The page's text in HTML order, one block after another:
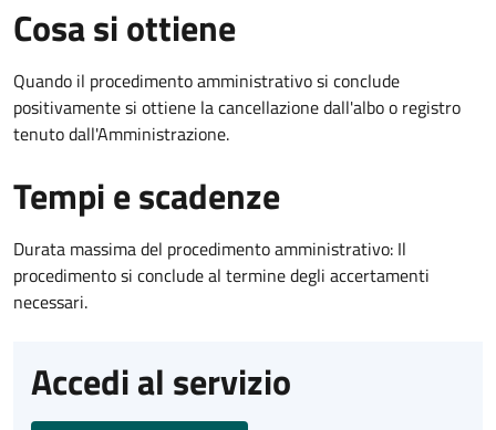
Cosa si ottiene
Quando il procedimento amministrativo si conclude
positivamente si ottiene la cancellazione dall'albo o registro
tenuto dall'Amministrazione.
Tempi e scadenze
Durata massima del procedimento amministrativo: Il
procedimento si conclude al termine degli accertamenti
necessari.
Accedi al servizio